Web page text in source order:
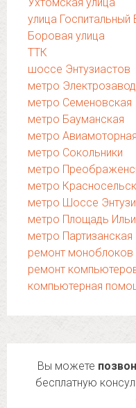
улица Госпитальный
Боровая улица
ТТК
шоссе Энтузиастов
метро
метро Семеновская
метро Бауманская
метро Авиамоторная
метро Сокольники
метро
метро
метро Шоссе
метро Площадь
метро Партизанская
ремонт
ремонт
компьютерная
Вы можете
бесплатную